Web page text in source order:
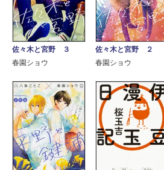
佐々木と宮野 ３
春園ショウ
佐々木と宮野 ２
春園ショウ